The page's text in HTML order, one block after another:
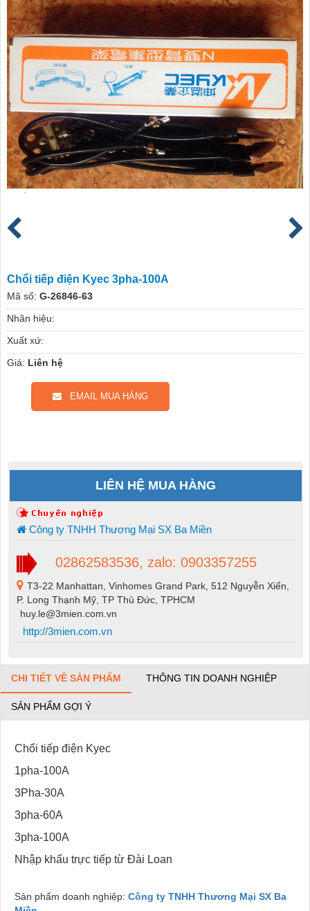
Chổi tiếp điện Kyec 3pha-100A
Mã số: G-26846-63
Nhãn hiệu:
Xuất xứ:
Giá: Liên hệ
EMAIL MUA HÀNG
LIÊN HỆ MUA HÀNG
Công ty TNHH Thương Mại SX Ba Miền
02862583536, zalo: 0903357255
T3-22 Manhattan, Vinhomes Grand Park, 512 Nguyễn Xiển,
P. Long Thạnh Mỹ, TP Thủ Đức, TPHCM
huy.le@3mien.com.vn
http://3mien.com.vn
CHI TIẾT VỀ SẢN PHẨM THÔNG TIN DOANH NGHIỆP
SẢN PHẨM GỢI Ý
Chổi tiếp điện Kyec
1pha-100A
3Pha-30A
3pha-60A
3pha-100A
Nhập khẩu trực tiếp từ Đài Loan
Sản phẩm doanh nghiệp: Công ty TNHH Thương Mại SX Ba